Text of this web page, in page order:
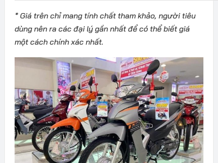
* Giá trên chỉ mang tính chất tham khảo, người tiêu
dùng nên ra các đại lý gần nhất để có thể biết giá
một cách chính xác nhất.